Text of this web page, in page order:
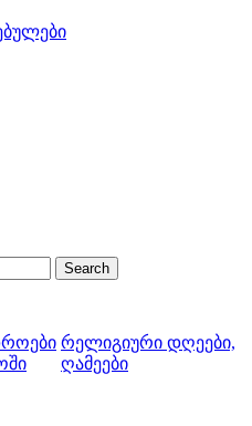
რელიგიური დღეები,
ღამეები